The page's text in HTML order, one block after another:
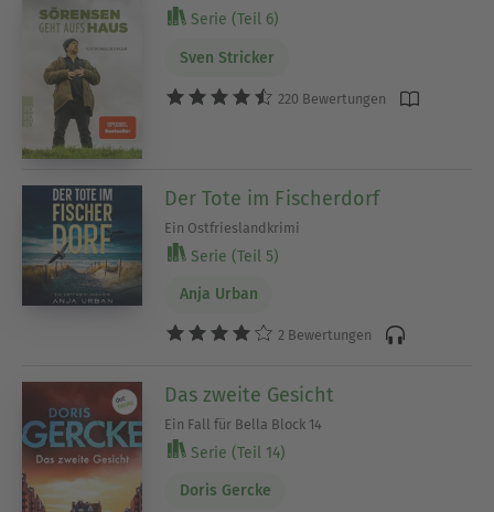
Serie (Teil 6)
Sven Stricker
220 Bewertungen
Der Tote im Fischerdorf
Ein Ostfrieslandkrimi
Serie (Teil 5)
Anja Urban
2 Bewertungen
Das zweite Gesicht
Ein Fall für Bella Block 14
Serie (Teil 14)
Doris Gercke